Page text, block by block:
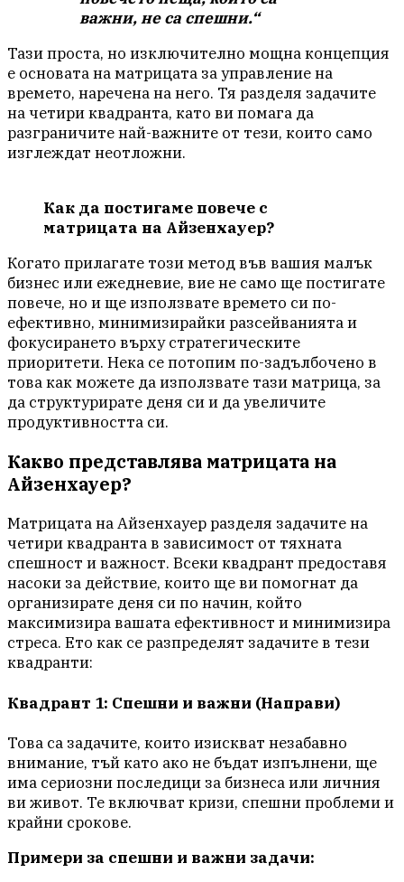
важни, не са спешни.“
Тази проста, но изключително мощна концепция
е основата на матрицата за управление на
времето, наречена на него. Тя разделя задачите
на четири квадранта, като ви помага да
разграничите най-важните от тези, които само
изглеждат неотложни.
Как да постигаме повече с
матрицата на Айзенхауер?
Когато прилагате този метод във вашия малък
бизнес или ежедневие, вие не само ще постигате
повече, но и ще използвате времето си по-
ефективно, минимизирайки разсейванията и
фокусирането върху стратегическите
приоритети. Нека се потопим по-задълбочено в
това как можете да използвате тази матрица, за
да структурирате деня си и да увеличите
продуктивността си.
Какво представлява матрицата на
Айзенхауер?
Матрицата на Айзенхауер разделя задачите на
четири квадранта в зависимост от тяхната
спешност и важност. Всеки квадрант предоставя
насоки за действие, които ще ви помогнат да
организирате деня си по начин, който
максимизира вашата ефективност и минимизира
стреса. Ето как се разпределят задачите в тези
квадранти:
Квадрант 1: Спешни и важни (Направи)
Това са задачите, които изискват незабавно
внимание, тъй като ако не бъдат изпълнени, ще
има сериозни последици за бизнеса или личния
ви живот. Те включват кризи, спешни проблеми и
крайни срокове.
Примери за спешни и важни задачи: